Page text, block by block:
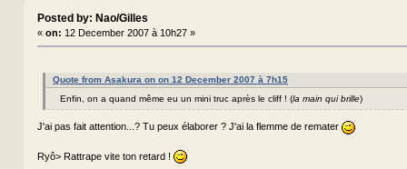
Posted by: Nao/Gilles
« on: 12 December 2007 à 10h27 »
Quote from Asakura on on 12 December 2007 à 7h15
Enfin, on a quand même eu un mini truc après le cliff ! (la main qui brille)
J'ai pas fait attention...? Tu peux élaborer ? J'ai la flemme de remater
Ryô> Rattrape vite ton retard !